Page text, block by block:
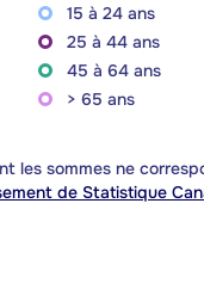
15 à 24 ans
25 à 44 ans
45 à 64 ans
> 65 ans
sommes ne
de Statistique